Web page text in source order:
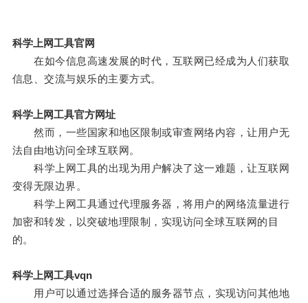
科学上网工具官网
在如今信息高速发展的时代，互联网已经成为人们获取
信息、交流与娱乐的主要方式。
科学上网工具官方网址
然而，一些国家和地区限制或审查网络内容，让用户无
法自由地访问全球互联网。
科学上网工具的出现为用户解决了这一难题，让互联网
变得无限边界。
科学上网工具通过代理服务器，将用户的网络流量进行
加密和转发，以突破地理限制，实现访问全球互联网的目
的。
科学上网工具vqn
用户可以通过选择合适的服务器节点，实现访问其他地